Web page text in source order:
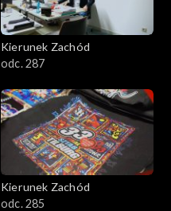
Kierunek Zachód
odc. 287
Kierunek Zachód
odc. 285